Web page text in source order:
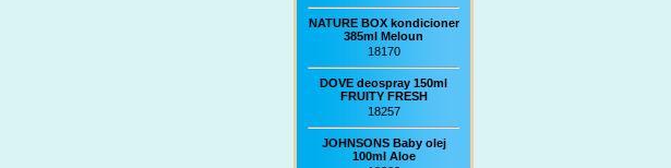
NATURE BOX kondicioner
385ml Meloun
18170
DOVE deospray 150ml
FRUITY FRESH
18257
JOHNSONS Baby olej
100ml Aloe